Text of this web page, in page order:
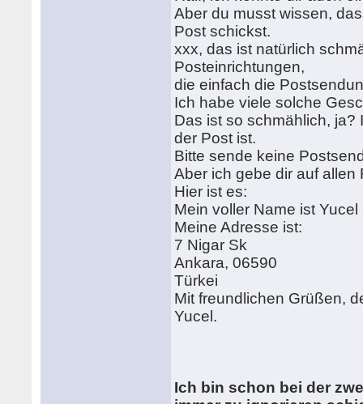
Aber du musst wissen,
Post schickst.
xxx, das ist natürlich
Posteinrichtungen,
die einfach die
Ich habe viele solche
Das ist so schmählich,
der Post ist.
Bitte sende keine
Aber ich gebe dir auf
Hier ist es:
Mein voller Name ist
Meine Adresse ist:
7 Nigar Sk
Ankara, 06590
Türkei
Mit freundlichen Grüßen,
Yucel.
Ich bin schon bei der